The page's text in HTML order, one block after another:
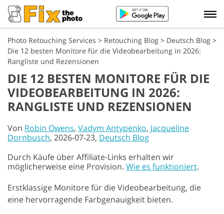
Photo Retouching Services > Retouching Blog > Deutsch Blog >
Die 12 besten Monitore für die Videobearbeitung in 2026:
Rangliste und Rezensionen
DIE 12 BESTEN MONITORE FÜR DIE
VIDEOBEARBEITUNG IN 2026:
RANGLISTE UND REZENSIONEN
Von Robin Owens, Vadym Antypenko, Jacqueline
Dornbusch, 2026-07-23, Deutsch Blog
Durch Käufe über Affiliate-Links erhalten wir
möglicherweise eine Provision. Wie es funktioniert.
Erstklassige Monitore für die Videobearbeitung, die
eine hervorragende Farbgenauigkeit bieten.